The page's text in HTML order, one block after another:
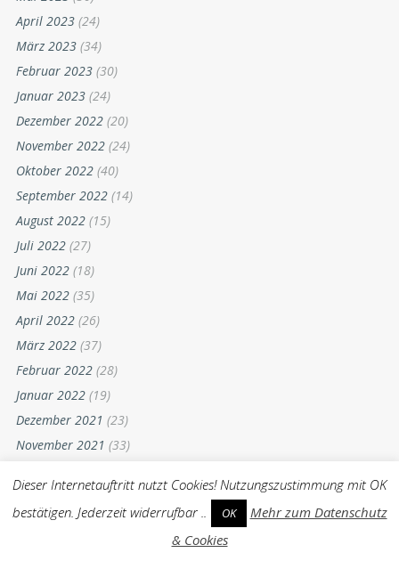
August 2023(21)
Juli 2023(21)
Juni 2023(30)
Mai 2023(36)
April 2023 (24)
März 2023 (34)
Februar 2023(30)
Januar 2023(24)
Dezember 2022(20)
November 2022
Oktober 2022(40)
September 2022
August 2022(15)
Juli 2022(27)
Juni 2022(18)
Mai 2022(35)
April 2022 (26)
März 2022 (37)
Januar 2022(19)
Dezember 2021(23)
Dieser Internetauftritt nutzt Cookies! Nutzungszustimmung mit OK
bestätigen. Jederzeit widerrufbar ..
OK
Mehr zum Datenschutz
& Cookies